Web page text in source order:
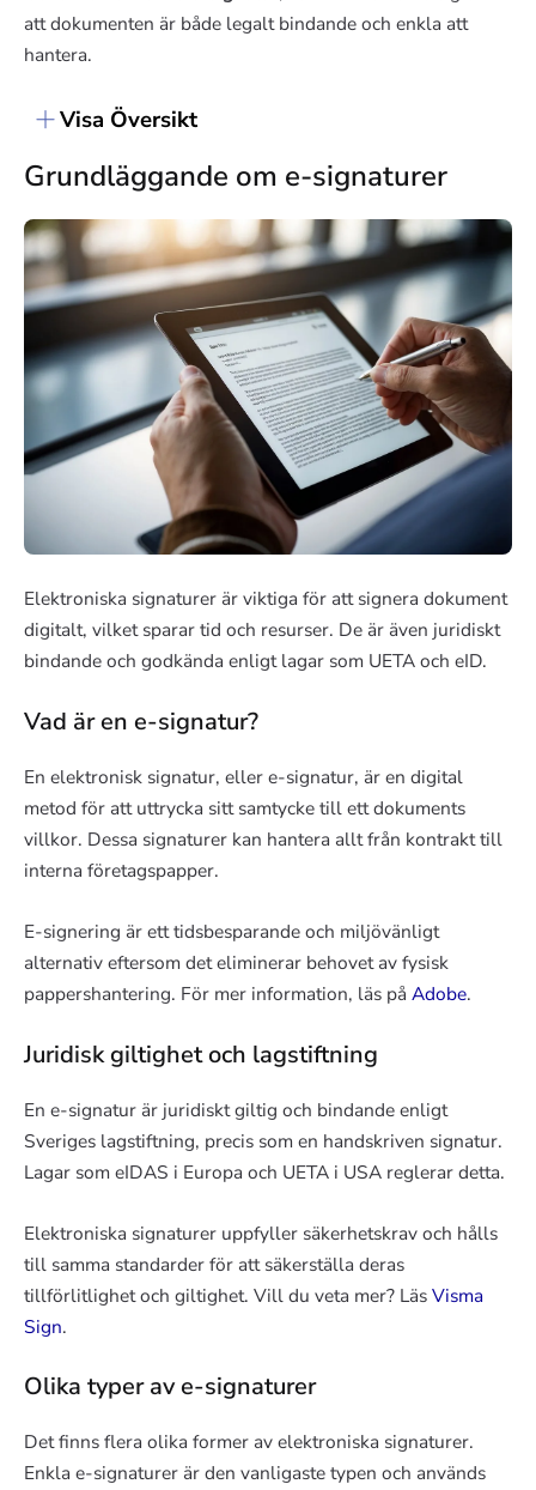
att dokumenten är både legalt bindande och enkla att
hantera.
Visa Översikt
Grundläggande om e-signaturer
Elektroniska signaturer är viktiga för att signera dokument
digitalt, vilket sparar tid och resurser. De är även juridiskt
bindande och godkända enligt lagar som UETA och eID.
Vad är en e-signatur?
En elektronisk signatur, eller e-signatur, är en digital
metod för att uttrycka sitt samtycke till ett dokuments
villkor. Dessa signaturer kan hantera allt från kontrakt till
interna företagspapper.
E-signering är ett tidsbesparande och miljövänligt
alternativ eftersom det eliminerar behovet av fysisk
pappershantering. För mer information, läs på Adobe.
Juridisk giltighet och lagstiftning
En e-signatur är juridiskt giltig och bindande enligt
Sveriges lagstiftning, precis som en handskriven signatur.
Lagar som eIDAS i Europa och UETA i USA reglerar detta.
Elektroniska signaturer uppfyller säkerhetskrav och hålls
till samma standarder för att säkerställa deras
tillförlitlighet och giltighet. Vill du veta mer? LäsVisma
Sign.
Olika typer av e-signaturer
Det finns flera olika former av elektroniska signaturer.
Enkla e-signaturer är den vanligaste typen och används